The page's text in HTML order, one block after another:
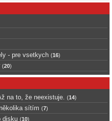
- pre vsetkych (16)
(20)
na to, že neexistuje. (14)
sítím (7)
disku (10)